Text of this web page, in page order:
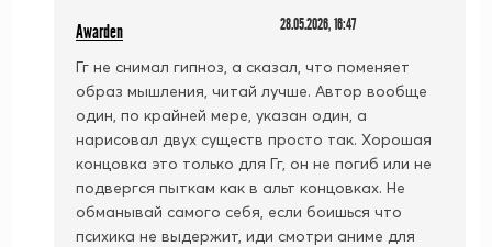
Awarden 28.05.2026, 16:47
Гг не снимал гипноз, а сказал, что поменяет
образ мышления, читай лучше. Автор вообще
один, по крайней мере, указан один, а
нарисовал двух существ просто так. Хорошая
концовка это только для Гг, он не погиб или не
подвергся пыткам как в альт концовках. Не
обманывай самого себя, если боишься что
психика не выдержит, иди смотри аниме для